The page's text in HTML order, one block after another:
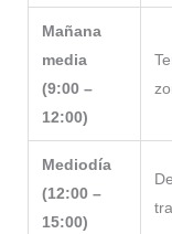
Mañana
media
(9:00 –
12:00)
Mediodía
(12:00 –
15:00)